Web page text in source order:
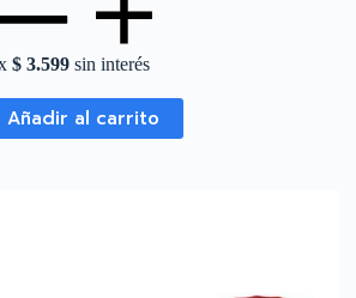
$3.599sin interés
Añadir al carrito